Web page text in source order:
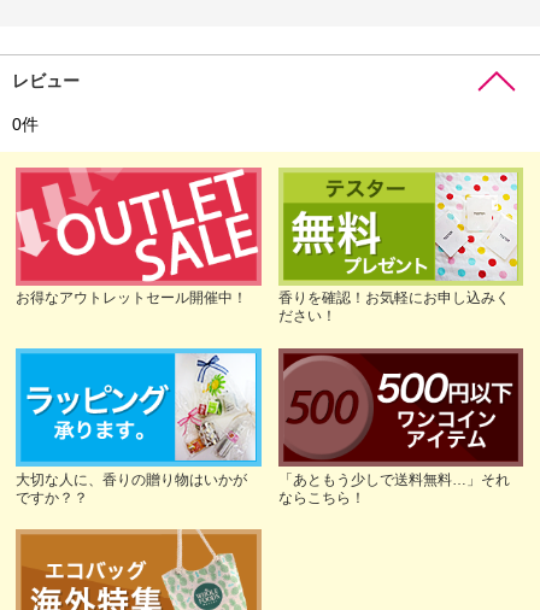
レビュー
0件
お得なアウトレットセール開催中！
香りを確認！お気軽にお申し込みく
ださい！
大切な人に、香りの贈り物はいかが
ですか？？
「あともう少しで送料無料…」それ
ならこちら！